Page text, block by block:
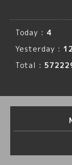
Today : 4
Yesterday :
Total :